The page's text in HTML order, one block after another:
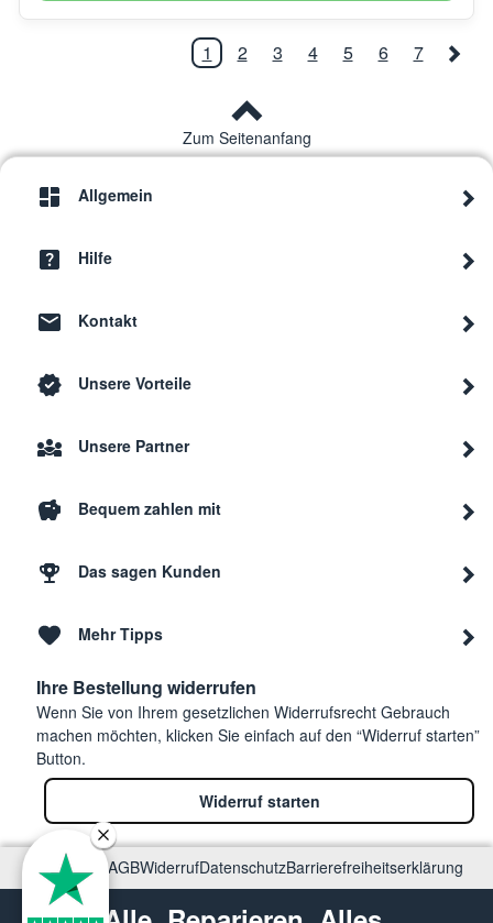
1 2 3 4 5 6 7
Zum Seitenanfang
Allgemein
Hilfe
Kontakt
Unsere Vorteile
Unsere Partner
Bequem zahlen mit
Das sagen Kunden
Mehr Tipps
Ihre Bestellung widerrufen
Wenn Sie von Ihrem gesetzlichen Widerrufsrecht Gebrauch
machen möchten, klicken Sie einfach auf den “Widerruf starten”
Button.
Widerruf starten
ImpressumAGBWiderrufDatenschutzBarrierefreiheitserklärung